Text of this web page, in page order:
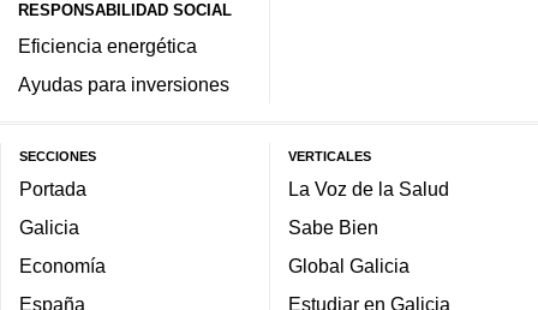
RESPONSABILIDAD SOCIAL
Eficiencia energética
Ayudas para inversiones
SECCIONES
Portada
Galicia
Economía
España
VERTICALES
La Voz de la Salud
Sabe Bien
Global Galicia
Estudiar en Galicia